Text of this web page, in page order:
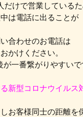
だけで営業している
は電話に出ることが
合わせのお電話は
かけください。
が一番繋がりやすいで
新型コロナウイルス
お客様同士の距離を